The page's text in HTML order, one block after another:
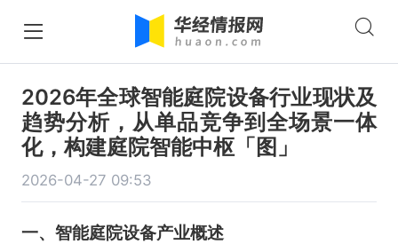
2026年全球智能庭院设备行业现状及
趋势分析，从单品竞争到全场景一体
化，构建庭院智能中枢「图」
2026-04-27 09:53
一、智能庭院设备产业概述